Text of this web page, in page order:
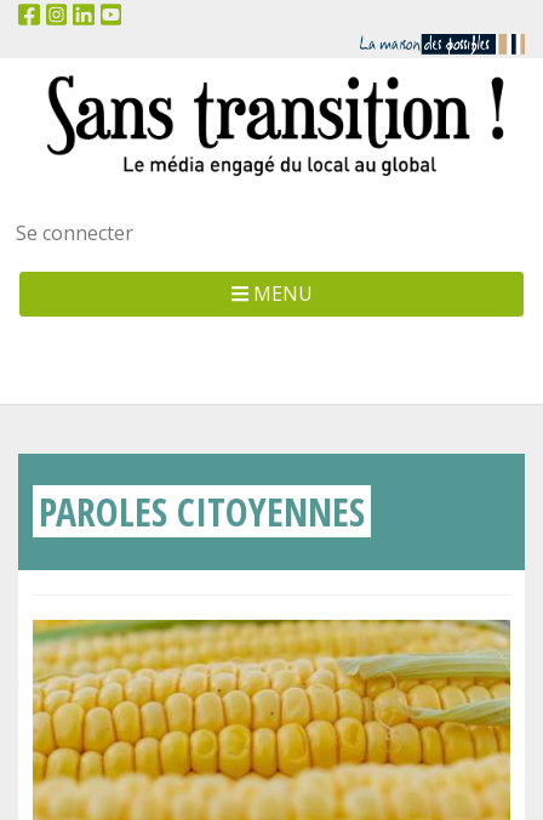
Menu
utilisateur
Se connecter
MENU
PAROLES CITOYENNES